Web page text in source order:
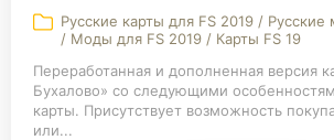
Русские карты для FS 2019 /
/ Моды для FS 2019 / Карты FS 19
Переработанная и дополненная версия
Бухалово» со следующими
карты. Присутствует возможность
или...